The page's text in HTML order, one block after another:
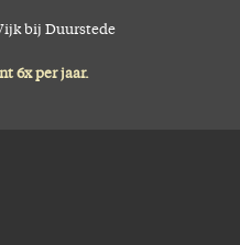
bij Duurstede
6x per jaar.